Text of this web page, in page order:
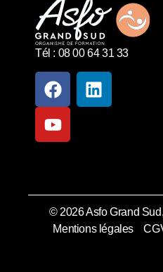
Tél : 08 00 64 31 33
© 2026 Asfo Grand
Mentions légales